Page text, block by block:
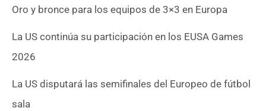
Oro y bronce para los equipos de 3×3 en Europa
La US continúa su participación en los EUSA Games
2026
La US disputará las semifinales del Europeo de fútbol
sala